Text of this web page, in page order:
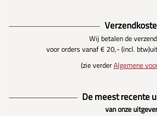
Wij betalen de
voor orders vanaf € 20,- (incl. btw)
(zie verderAlgemene
De meest recente
van onze